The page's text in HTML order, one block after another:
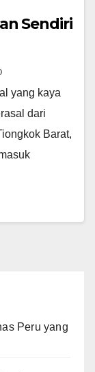
Sendiri
yang kaya
dari
Barat,
Peru yang